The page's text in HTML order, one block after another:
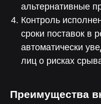
альтернативные
Контроль
сроки поставок в
автоматически
лиц о рисках
Преимущества